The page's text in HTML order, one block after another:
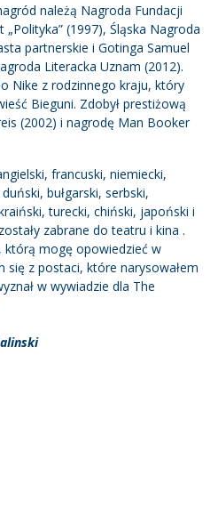
należą Nagroda Fundacji
(1997), Śląska Nagroda
partnerskie i Gotinga Samuel
Literacka Uznam (2012).
Nike z rodzinnego kraju, który
Bieguni. Zdobył prestiżową
(2002) i nagrodę Man Booker
francuski, niemiecki,
bułgarski, serbski,
turecki, chiński, japoński i
zabrane do teatru i kina .
którą mogę opowiedzieć w
się z postaci, które narysowałem
w wywiadzie dla The